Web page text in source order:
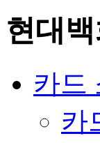
록
일,
등
호,
현대
카드
카